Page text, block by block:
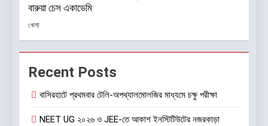
বারুয়া চেস একাডেমি
খেলা
Recent Posts
বাসিরহাটে প্রথমবার টেলি-অপথ্যালমোলজির মাধ্যমে চক্ষু পরীক্ষা
NEET UG ২০২৬ ও JEE-তে আকাশ ইনস্টিটিউটের নজরকাড়া